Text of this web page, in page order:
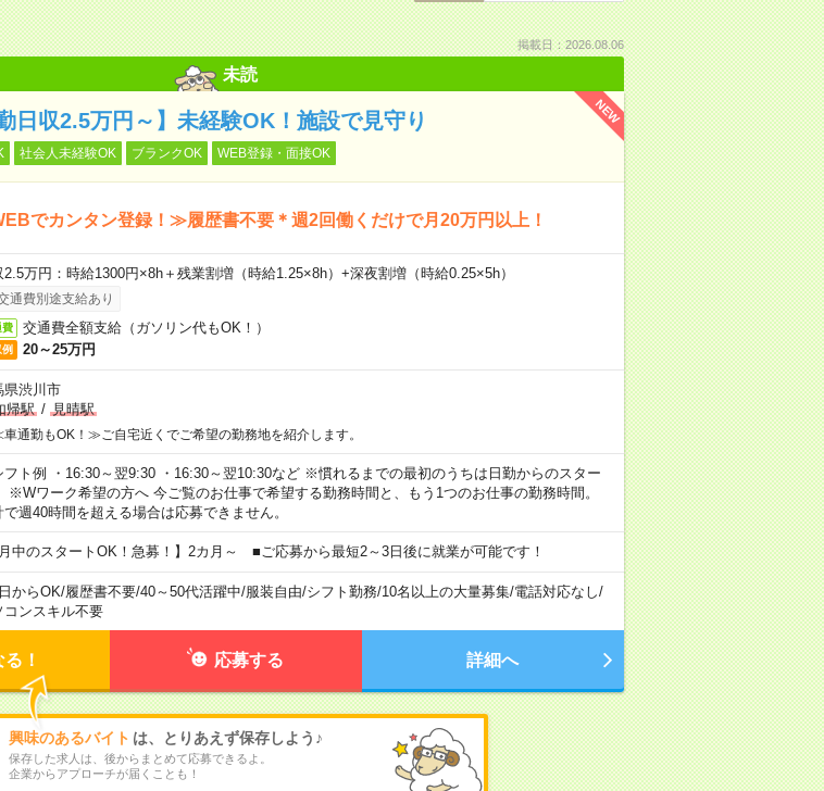
掲載日：2026.08.06
未読
NEW
日収2.5万円～】未経験OK！施設で見守り
社会人未経験OK ブランクOK WEB登録・面接OK
でカンタン登録！≫履歴書不要＊週2回働くだけで月20万円以上！
2.5万円：時給1300円×8h＋残業割増（時給1.25×8h）+深夜割増（時給0.25×5h）
通費別途支給あり
費 交通費全額支給（ガソリン代もOK！）
20～25万円
県渋川市
帰駅/ 見晴駅
通勤もOK！≫ご自宅近くでご希望の勤務地を紹介します。
ト例 ・16:30～翌9:30 ・16:30～翌10:30など ※慣れるまでの最初のうちは日勤からのスター
※Wワーク希望の方へ 今ご覧のお仕事で希望する勤務時間と、もう1つのお仕事の勤務時間。
で週40時間を超える場合は応募できません。
月中のスタートOK！急募！】2カ月～ ■ご応募から最短2～3日後に就業が可能です！
からOK/履歴書不要/40～50代活躍中/服装自由/シフト勤務/10名以上の大量募集/電話対応なし/
コンスキル不要
！ 応募する 詳細へ
興味のあるバイト は、とりあえず保存しよう♪
保存した求人は、後からまとめて応募できるよ。
企業からアプローチが届くことも！